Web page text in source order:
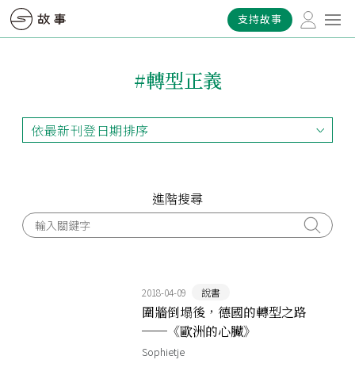
支持故事
#轉型正義
依最新刊登日期排序
依最新刊登日期排序
進階搜尋
2018-04-09 說書
圍牆倒塌後，德國的轉型之路
──《歐洲的心臟》
Sophietje